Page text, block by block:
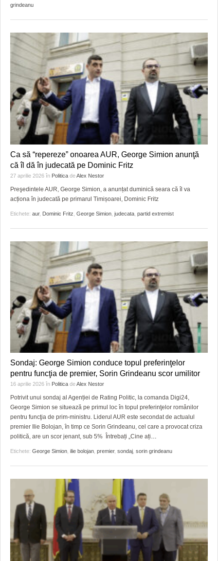
grindeanu
Ca să “repereze” onoarea AUR, George Simion anunţă
că îl dă în judecată pe Dominic Fritz
27 aprilie 2026 în Politica deAlex Nestor
Preşedintele AUR, George Simion, a anunțat duminică seara că îl va
acționa în judecată pe primarul Timișoarei, Dominic Fritz
Etichete: aur, Dominic Fritz George Simion judecata partid extremist
Sondaj: George Simion conduce topul preferinţelor
pentru funcţia de premier, Sorin Grindeanu scor umilitor
16 aprilie 2026 în Politica deAlex Nestor
Potrivit unui sondaj al Agenției de Rating Politic, la comanda Digi24,
George Simion se situează pe primul loc în topul preferinţelor românilor
pentru funcţia de prim-ministru. Liderul AUR este secondat de actualul
premier Ilie Bolojan, în timp ce Sorin Grindeanu, cel care a provocat criza
politică, are un scor jenant, sub 5% Întrebați „Cine ați…
Etichete: George Simion ilie bolojan premier, sondaj sorin grindeanu